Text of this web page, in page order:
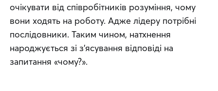
очікувати від співробітників розуміння, чому
вони ходять на роботу. Адже лідеру потрібні
послідовники. Таким чином, натхнення
народжується зі з’ясування відповіді на
запитання «чому?».